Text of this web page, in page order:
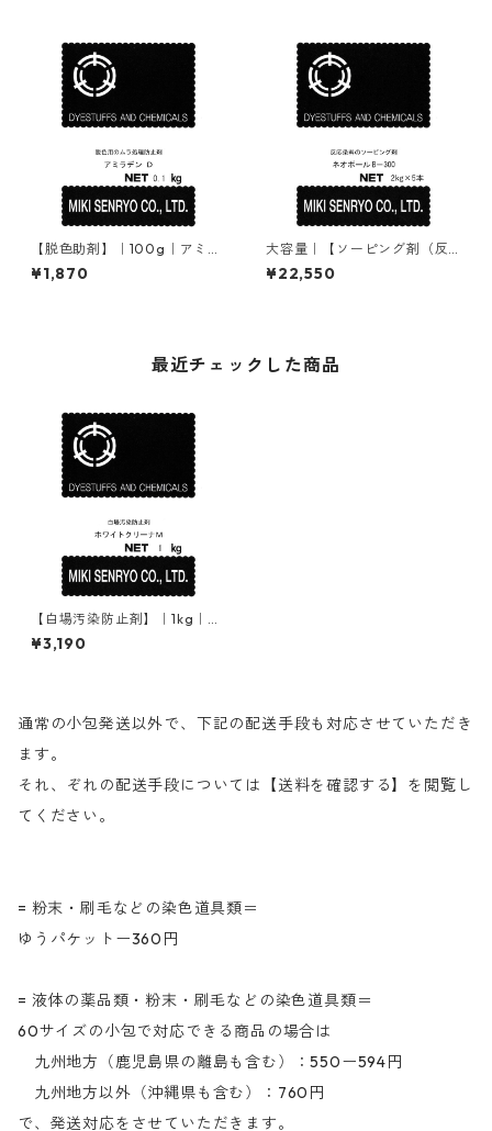
【脱色助剤】｜100g｜アミラ
ヂンＤ
¥1,870
大容量｜【ソーピング剤（反
応染料）】｜2kg×5本｜ネオ
ポールB-300
¥22,550
最近チェックした商品
【白場汚染防止剤】｜1kg｜ホ
ワイトクリーナＭ
¥3,190
通常の小包発送以外で、下記の配送手段も対応させていただき
ます。
それ、ぞれの配送手段については【送料を確認する】を閲覧し
てください。
= 粉末・刷毛などの染色道具類＝
ゆうパケットー360円
= 液体の薬品類・粉末・刷毛などの染色道具類＝
60サイズの小包で対応できる商品の場合は
九州地方（鹿児島県の離島も含む）：550ー594円
九州地方以外（沖縄県も含む）：760円
で、発送対応をさせていただきます。